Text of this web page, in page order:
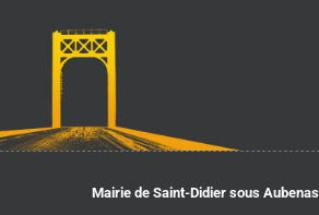
Mairie de Saint-Didier sous Aubenas